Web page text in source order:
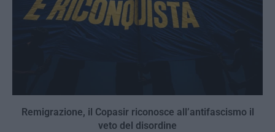
Remigrazione, il Copasir riconosce all’antifascismo il
veto del disordine